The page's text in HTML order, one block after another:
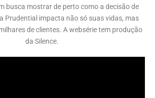
busca mostrar de perto como a decisão de
Prudential impacta não só suas vidas, mas
de clientes. A websérie tem produção
da Silence.